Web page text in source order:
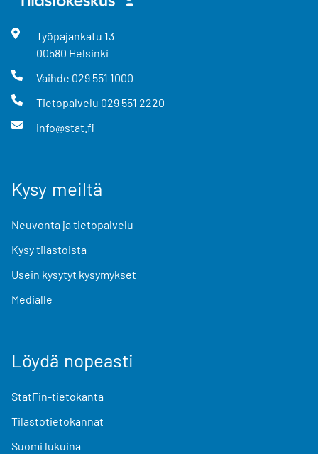
Työpajankatu 13
00580 Helsinki
Vaihde 029 551 1000
Tietopalvelu 029 551 2220
info@stat.fi
Kysy meiltä
Neuvonta ja tietopalvelu
Kysy tilastoista
Usein kysytyt kysymykset
Medialle
Löydä nopeasti
StatFin-tietokanta
Tilastotietokannat
Suomi lukuina